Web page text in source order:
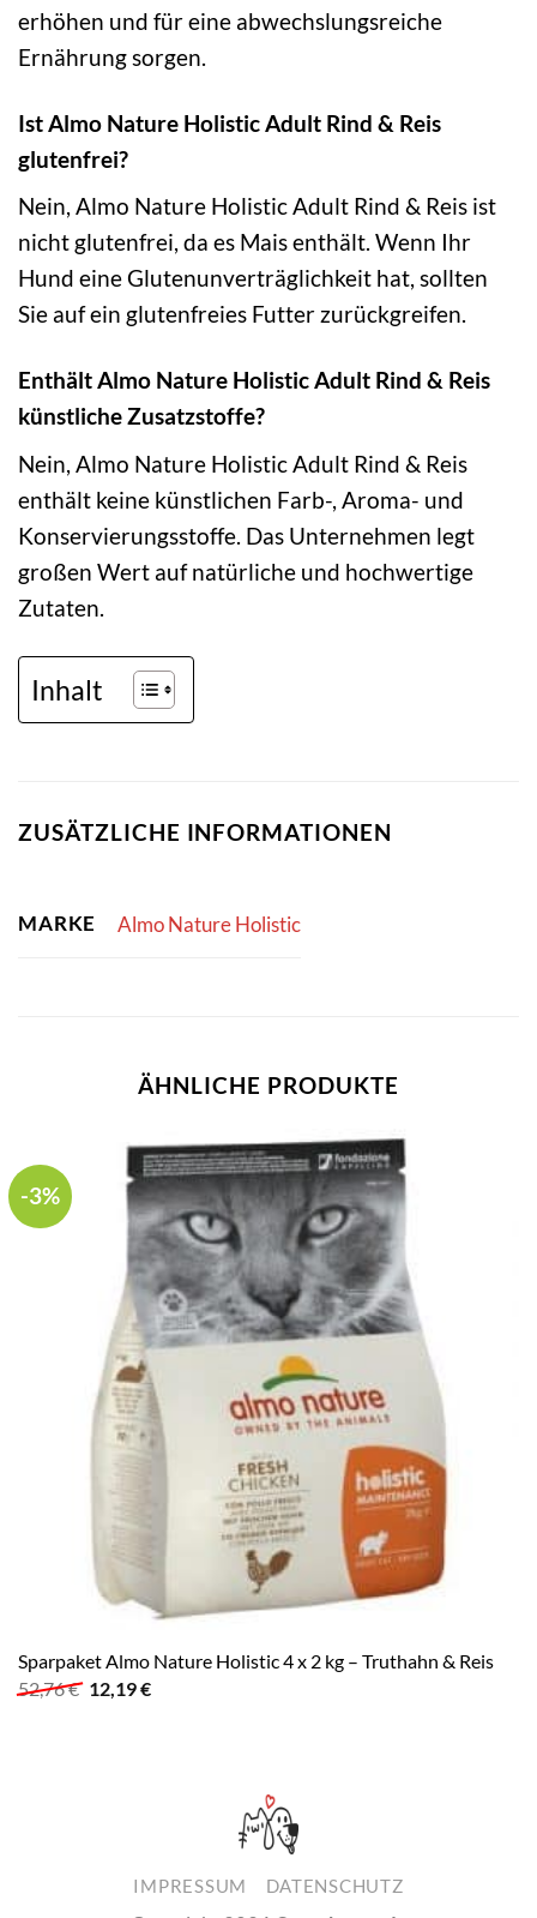
erhöhen und für eine abwechslungsreiche
Ernährung sorgen.
Ist Almo Nature Holistic Adult Rind & Reis
glutenfrei?
Nein, Almo Nature Holistic Adult Rind & Reis ist
nicht glutenfrei, da es Mais enthält. Wenn Ihr
Hund eine Glutenunverträglichkeit hat, sollten
Sie auf ein glutenfreies Futter zurückgreifen.
Enthält Almo Nature Holistic Adult Rind & Reis
künstliche Zusatzstoffe?
Nein, Almo Nature Holistic Adult Rind & Reis
enthält keine künstlichen Farb-, Aroma- und
Konservierungsstoffe. Das Unternehmen legt
großen Wert auf natürliche und hochwertige
Zutaten.
Inhalt
ZUSÄTZLICHE INFORMATIONEN
MARKE Almo Nature Holistic
ÄHNLICHE PRODUKTE
-3%
Sparpaket Almo Nature Holistic 4 x 2 kg – Truthahn & Reis
52,76€ Ursprünglicher
Preis
12,19€Aktueller
IMPRESSUM DATENSCHUTZ